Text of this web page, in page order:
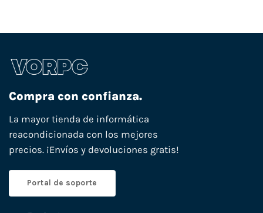
Compra con confianza.
La mayor tienda de informática
reacondicionada con los mejores
precios. ¡Envíos y devoluciones gratis!
Portal de soporte